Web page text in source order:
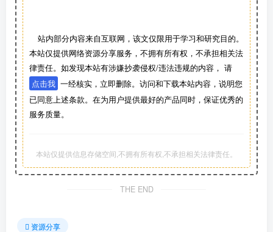
站内部分内容来自互联网，该文仅限用于学习和研究目的。
本站仅提供网络资源分享服务，不拥有所有权，不承担相关法
律责任。如发现本站有涉嫌抄袭侵权/违法违规的内容， 请
点击我 一经核实，立即删除。访问和下载本站内容，说明您
已同意上述条款。在为用户提供最好的产品同时，保证优秀的
服务质量。
本站仅提供信息存储空间,不拥有所有权,不承担相关法律责任。
THE END
资源分享